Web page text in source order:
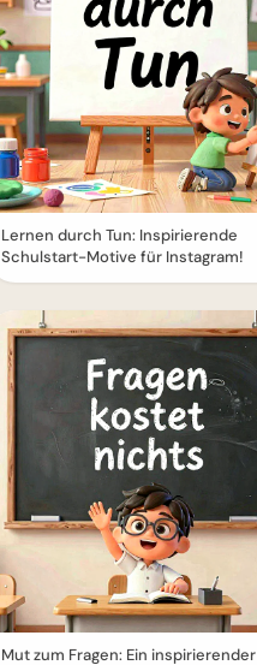
Lernen durch Tun: Inspirierende
Schulstart-Motive für Instagram!
Mut zum Fragen: Ein inspirierender